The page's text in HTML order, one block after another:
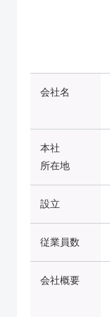
会社名
本社
所在地
設立
従業員数
会社概要